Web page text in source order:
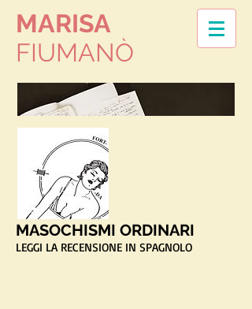
MARISA
FIUMANÒ
MASOCHISMI ORDINARI
LEGGI LA RECENSIONE IN SPAGNOLO